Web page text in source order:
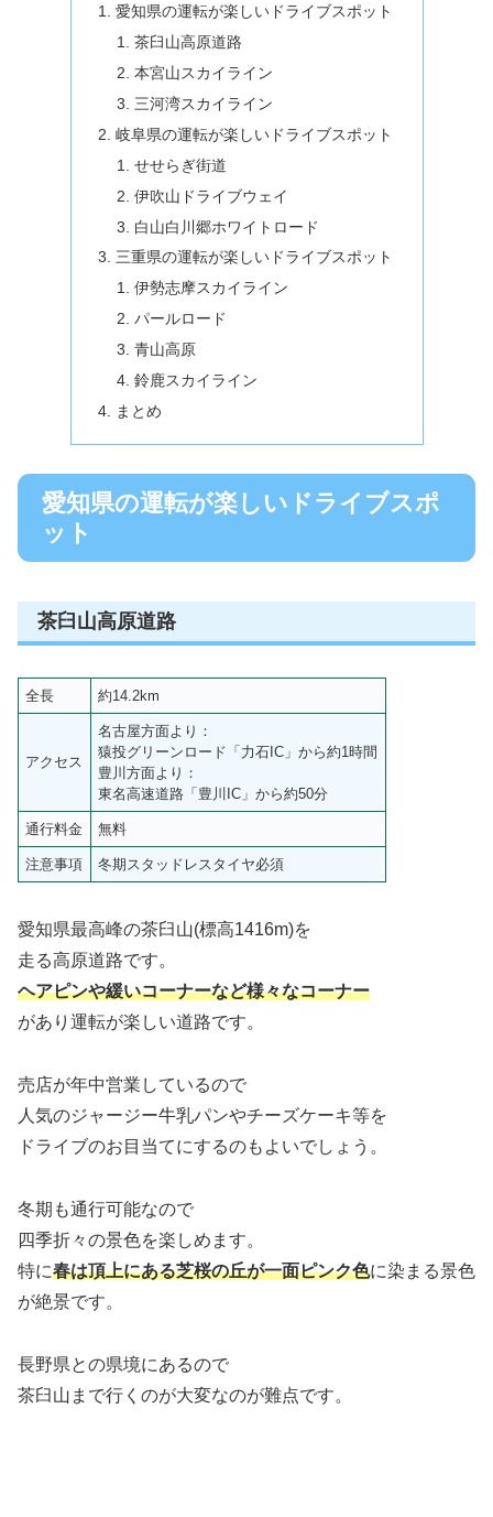
愛知県の運転が楽しいドライブスポット
茶臼山高原道路
本宮山スカイライン
三河湾スカイライン
岐阜県の運転が楽しいドライブスポット
せせらぎ街道
伊吹山ドライブウェイ
白山白川郷ホワイトロード
三重県の運転が楽しいドライブスポット
伊勢志摩スカイライン
パールロード
青山高原
鈴鹿スカイライン
まとめ
愛知県の運転が楽しいドライブスポ
ット
茶臼山高原道路
全長 約14.2km
アクセス
名古屋方面より：
猿投グリーンロード「力石IC」から約1時間
豊川方面より：
東名高速道路「豊川IC」から約50分
通行料金 無料
注意事項 冬期スタッドレスタイヤ必須
愛知県最高峰の茶臼山(標高1416m)を
走る高原道路です。
ヘアピンや緩いコーナーなど様々なコーナー
があり運転が楽しい道路です。
売店が年中営業しているので
人気のジャージー牛乳パンやチーズケーキ等を
ドライブのお目当てにするのもよいでしょう。
冬期も通行可能なので
四季折々の景色を楽しめます。
特に春は頂上にある芝桜の丘が一面ピンク色に染まる景色
が絶景です。
長野県との県境にあるので
茶臼山まで行くのが大変なのが難点です。